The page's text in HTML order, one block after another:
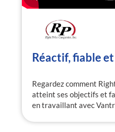
Réactif, fiable
Regardez comment
atteint ses objectifs et
en travaillant avec